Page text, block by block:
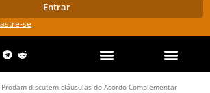
Entrar
se
Prodam discutem cláusulas do Acordo Complementar